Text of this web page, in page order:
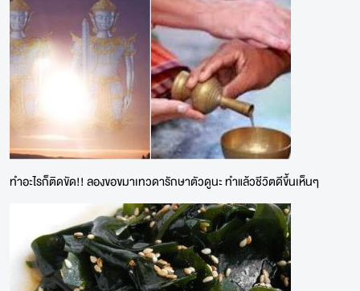
ทำอะไรก็ติดขัด!! ลองขอขมาเทวดารักษาตัวดูนะ ทำแล้วชีวิตดีขึ้นเห็นๆ